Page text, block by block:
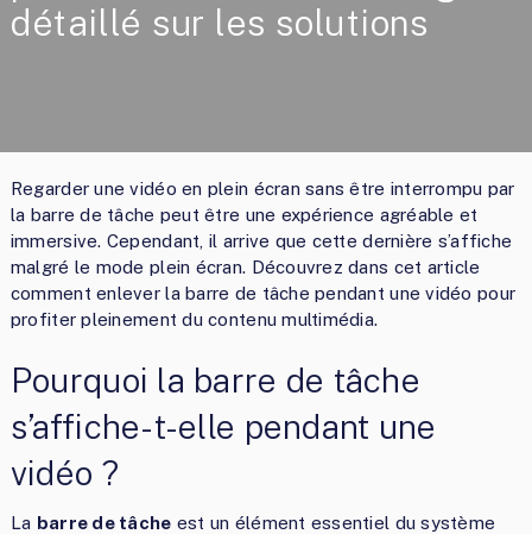
détaillé sur les solutions
Regarder une vidéo en plein écran sans être interrompu par
la barre de tâche peut être une expérience agréable et
immersive. Cependant, il arrive que cette dernière s’affiche
malgré le mode plein écran. Découvrez dans cet article
comment enlever la barre de tâche pendant une vidéo pour
profiter pleinement du contenu multimédia.
Pourquoi la barre de tâche
s’affiche-t-elle pendant une
vidéo ?
La barre de tâche est un élément essentiel du système